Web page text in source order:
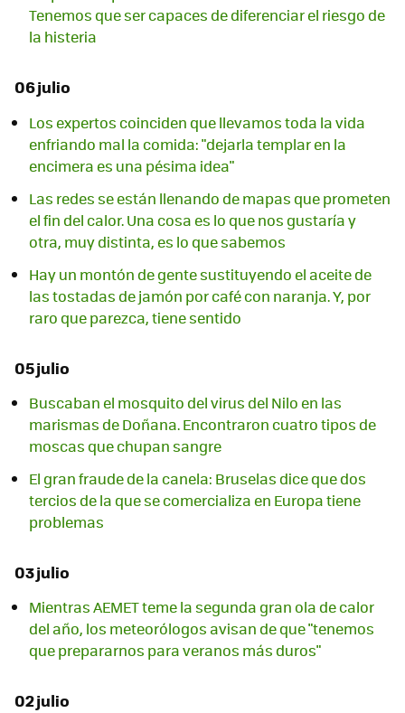
Tenemos que ser capaces de diferenciar el riesgo de
la histeria
06 julio
Los expertos coinciden que llevamos toda la vida
enfriando mal la comida: "dejarla templar en la
encimera es una pésima idea"
Las redes se están llenando de mapas que prometen
el fin del calor. Una cosa es lo que nos gustaría y
otra, muy distinta, es lo que sabemos
Hay un montón de gente sustituyendo el aceite de
las tostadas de jamón por café con naranja. Y, por
raro que parezca, tiene sentido
05 julio
Buscaban el mosquito del virus del Nilo en las
marismas de Doñana. Encontraron cuatro tipos de
moscas que chupan sangre
El gran fraude de la canela: Bruselas dice que dos
tercios de la que se comercializa en Europa tiene
problemas
03 julio
Mientras AEMET teme la segunda gran ola de calor
del año, los meteorólogos avisan de que "tenemos
que prepararnos para veranos más duros"
02 julio